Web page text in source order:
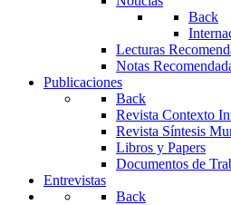
Back
Lecturas
Notas
Publicaciones
Back
Revista Contexto
Revista Síntesis
Libros y Papers
Documentos de
Entrevistas
Back